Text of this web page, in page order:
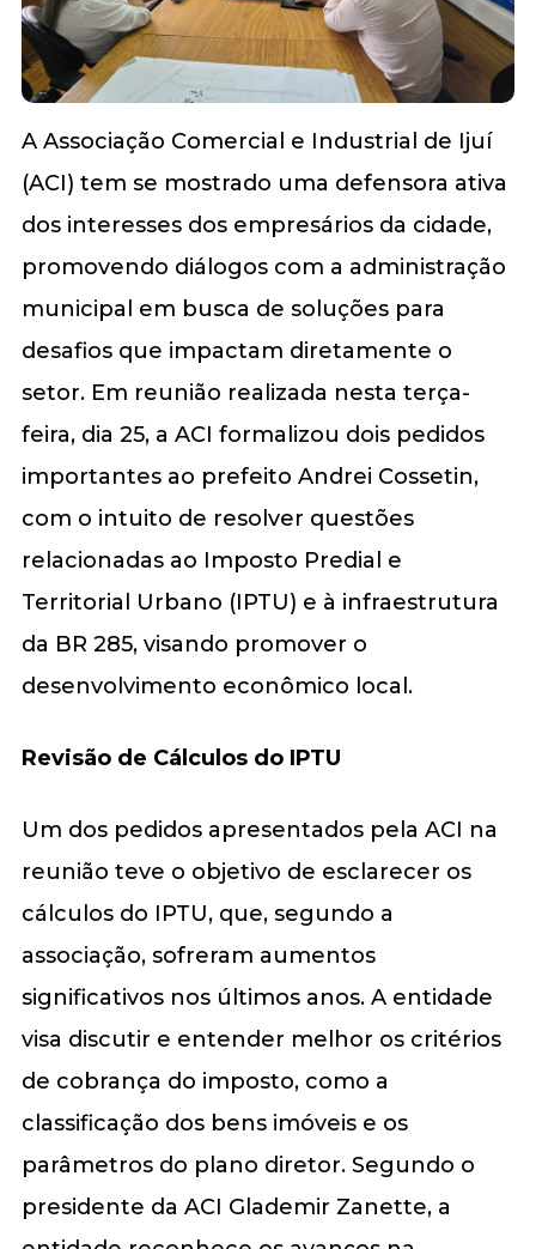
A Associação Comercial e Industrial de Ijuí
(ACI) tem se mostrado uma defensora ativa
dos interesses dos empresários da cidade,
promovendo diálogos com a administração
municipal em busca de soluções para
desafios que impactam diretamente o
setor. Em reunião realizada nesta terça-
feira, dia 25, a ACI formalizou dois pedidos
importantes ao prefeito Andrei Cossetin,
com o intuito de resolver questões
relacionadas ao Imposto Predial e
Territorial Urbano (IPTU) e à infraestrutura
da BR 285, visando promover o
desenvolvimento econômico local.
Revisão de Cálculos do IPTU
Um dos pedidos apresentados pela ACI na
reunião teve o objetivo de esclarecer os
cálculos do IPTU, que, segundo a
associação, sofreram aumentos
significativos nos últimos anos. A entidade
visa discutir e entender melhor os critérios
de cobrança do imposto, como a
classificação dos bens imóveis e os
parâmetros do plano diretor. Segundo o
presidente da ACI Glademir Zanette, a